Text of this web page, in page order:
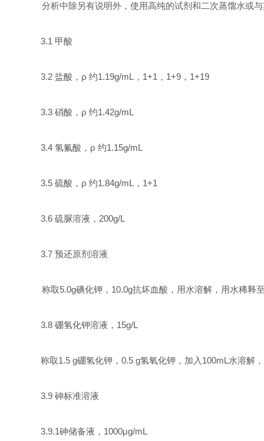
分析中除另有说明外，使用高纯的试剂和二次蒸馏水或
3.1 甲酸
3.2 盐酸，ρ 约1.19g/mL ， 1+1 ， 1+9 ， 1+19
3.3 硝酸，ρ 约1.42g/mL
3.4 氢氟酸，ρ 约1.15g/mL
3.5 硫酸，ρ 约1.84g/mL ， 1+1
3.6 硫脲溶液， 200g/L
3.7 预还原剂溶液
称取5.0g碘化钾， 10.0g抗坏血酸，用水溶解，用水稀释
3.8 硼氢化钾溶液， 15g/L
称取1.5 g硼氢化钾， 0.5 g氢氧化钾，加入 100mL水溶解
3.9 砷标准溶液
3.9.1砷储备液， 1000μg/mL